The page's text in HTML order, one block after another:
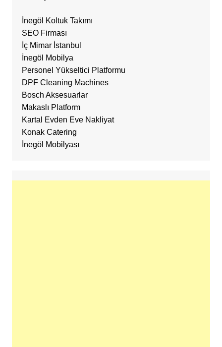
İnegöl Koltuk Takımı
SEO Firması
İç Mimar İstanbul
İnegöl Mobilya
Personel Yükseltici Platformu
DPF Cleaning Machines
Bosch Aksesuarlar
Makaslı Platform
Kartal Evden Eve Nakliyat
Konak Catering
İnegöl Mobilyası